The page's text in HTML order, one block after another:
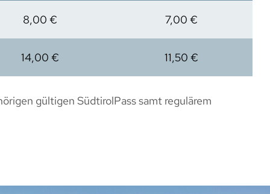
8,00 € 7,00 €
14,00 € 11,50 €
gültigen SüdtirolPass samt regulärem